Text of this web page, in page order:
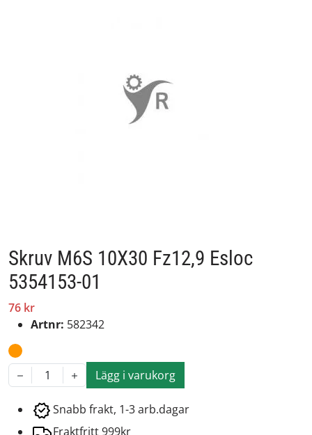
Skruv M6S 10X30 Fz12,9 Esloc
5354153-01
76 kr
Artnr: 582342
1 Lägg i varukorg
Snabb frakt, 1-3 arb.dagar
Fraktfritt 999kr